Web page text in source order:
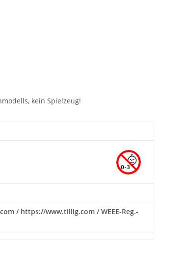
kein Spielzeug!
/ https://www.tillig.com / WEEE-Reg.-